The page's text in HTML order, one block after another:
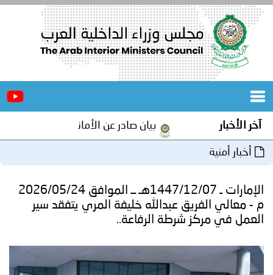
الرئيسية
المكاتب
المجلس
مؤتمرات
و
جهود
آخر الأخبار بيان صادر عن الأمانة العامة لمجلس
أخبار أمنية
الإمارات ـ 1447/12/07هـ ــ الموافق 2026/05/24
م - معالي الفريق عبدالله خليفة المري يتفقد سير
العمل في مركز شرطة الرفاعة..